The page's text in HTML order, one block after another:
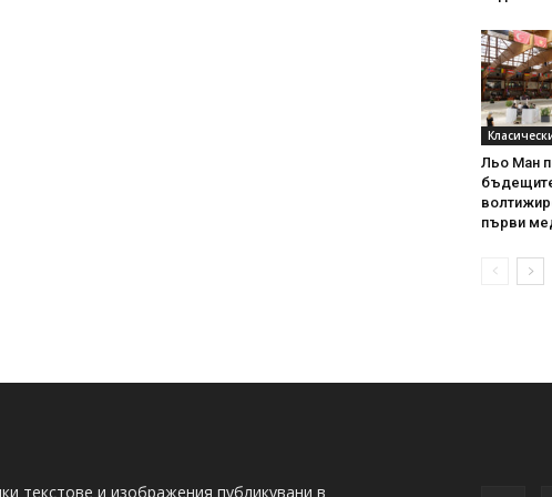
Льо Ман
първи
текстове и изображения публикувани в